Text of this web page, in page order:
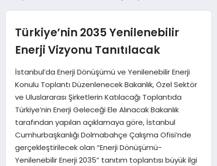
YAŞAM
TEKNOLOJI
SPOR
SAĞLIK
EKONOMI
MAGAZIN
EĞITIM
Türkiye’nin 2035 Yenilenebilir
Enerji Vizyonu Tanıtılacak
İstanbul’da Enerji Dönüşümü ve Yenilenebilir Enerji
Konulu Toplantı Düzenlenecek Bakanlık, Özel Sektör
ve Uluslararası Şirketlerin Katılacağı Toplantıda
Türkiye’nin Enerji Geleceği Ele Alınacak Bakanlık
tarafından yapılan açıklamaya göre, İstanbul
Cumhurbaşkanlığı Dolmabahçe Çalışma Ofisi’nde
gerçekleştirilecek olan “Enerji Dönüşümü-
Yenilenebilir Enerji 2035” tanıtım toplantısı büyük ilgi